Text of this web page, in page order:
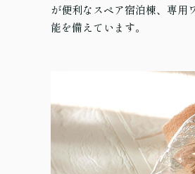
が便利なスペア宿泊棟、専用
能を備えています。